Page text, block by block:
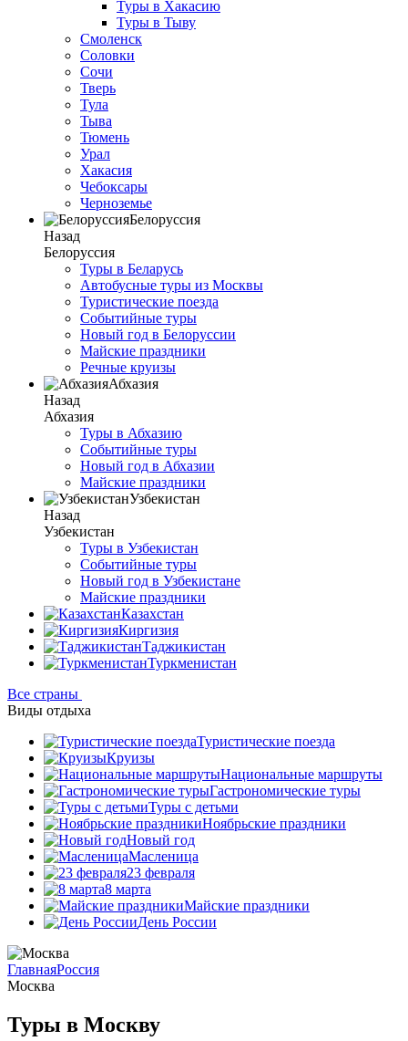
Туры в Хакасию
Туры в Тыву
Смоленск
Соловки
Сочи
Тверь
Тула
Тыва
Тюмень
Урал
Хакасия
Чебоксары
Черноземье
Белоруссия
Назад
Белоруссия
Туры в Беларусь
Автобусные туры из Москвы
Туристические поезда
Событийные туры
Новый год в Белоруссии
Майские праздники
Речные круизы
Абхазия
Назад
Абхазия
Туры в Абхазию
Событийные туры
Новый год в Абхазии
Майские праздники
Узбекистан
Назад
Узбекистан
Туры в Узбекистан
Событийные туры
Новый год в Узбекистане
Майские праздники
Казахстан
Киргизия
Таджикистан
Туркменистан
Все страны
Виды отдыха
Туристические поезда
Круизы
Национальные маршруты
Гастрономические туры
Туры с детьми
Ноябрьские праздники
Новый год
Масленица
23 февраля
8 марта
Майские праздники
День России
ГлавнаяРоссия
Москва
Туры в Москву